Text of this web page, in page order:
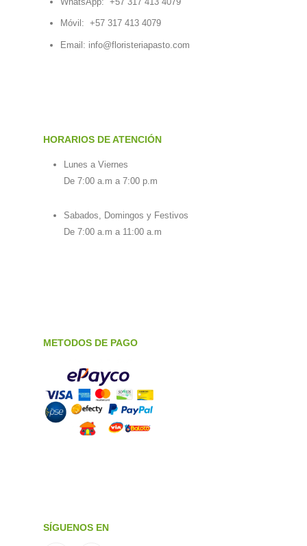
Móvil: +57 317 413 4079
Email: info@floristeriapasto.com
HORARIOS DE ATENCIÓN
Lunes a Viernes
De 7:00 a.m a 7:00 p.m
Sabados, Domingos y Festivos
De 7:00 a.m a 11:00 a.m
METODOS DE PAGO
SÍGUENOS EN